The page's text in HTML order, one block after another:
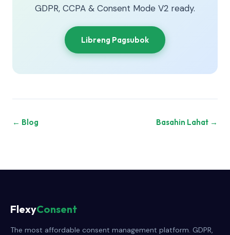
GDPR, CCPA & Consent Mode V2 ready.
Libreng Pagsubok
← Blog Basahin Lahat →
FlexyConsent
The most affordable consent management platform. GDPR,